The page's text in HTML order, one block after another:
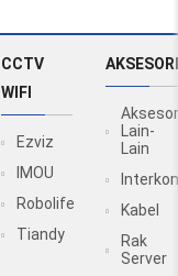
CCTV
WIFI
Ezviz
IMOU
Robolife
Tiandy
Lain-
Lain
Kabel
Rak
Server